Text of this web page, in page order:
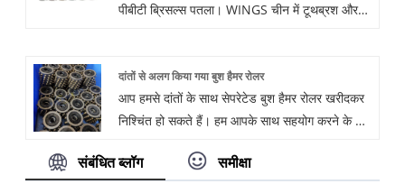
पीबीटी ब्रिसल्स पतला। WINGS चीन में टूथब्रश और
से उच्च श्रेणी के टूथब्रश और मेकअप ब्रश, फेस-क्लीनिंग
ब्रश और नेल ब्रश के उत्पादन के लिए किया जाता है। वे
नरम और अधिक आरामदायक हैं, अच्छे पहनने के प्रतिरोध,
दांतों से अलग किया गया बुश हैमर रोलर
आप हमसे दांतों के साथ सेपरेटेड बुश हैमर रोलर खरीदकर
निश्चिंत हो सकते हैं। हम आपके साथ सहयोग करने के लिए
हमसे परामर्श कर सकते हैं, हम आपको समय पर जवाब देंगे!
संबंधित ब्लॉग समीक्षा